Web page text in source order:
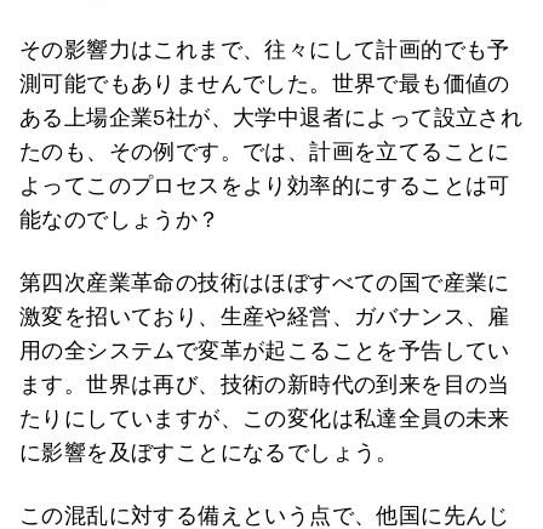
その影響力はこれまで、往々にして計画的でも予
測可能でもありませんでした。世界で最も価値の
ある上場企業5社が、大学中退者によって設立され
たのも、その例です。では、計画を立てることに
よってこのプロセスをより効率的にすることは可
能なのでしょうか？
第四次産業革命の技術はほぼすべての国で産業に
激変を招いており、生産や経営、ガバナンス、雇
用の全システムで変革が起こることを予告してい
ます。世界は再び、技術の新時代の到来を目の当
たりにしていますが、この変化は私達全員の未来
に影響を及ぼすことになるでしょう。
この混乱に対する備えという点で、他国に先んじ